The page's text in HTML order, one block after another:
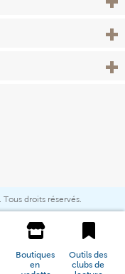
Boutiques
en
Outils des
clubs de
View
droits réservés.